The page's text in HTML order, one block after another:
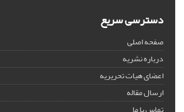
دسترسی سریع
صفحه اصلی
درباره نشریه
اعضای هیات تحریریه
ارسال مقاله